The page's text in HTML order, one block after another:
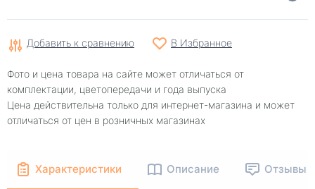
Добавить к сравнению В Избранное
Фото и цена товара на сайте может отличаться от
комплектации, цветопередачи и года выпуска
Цена действительна только для интернет-магазина и может
отличаться от цен в розничных магазинах
Характеристики Описание Отзывы